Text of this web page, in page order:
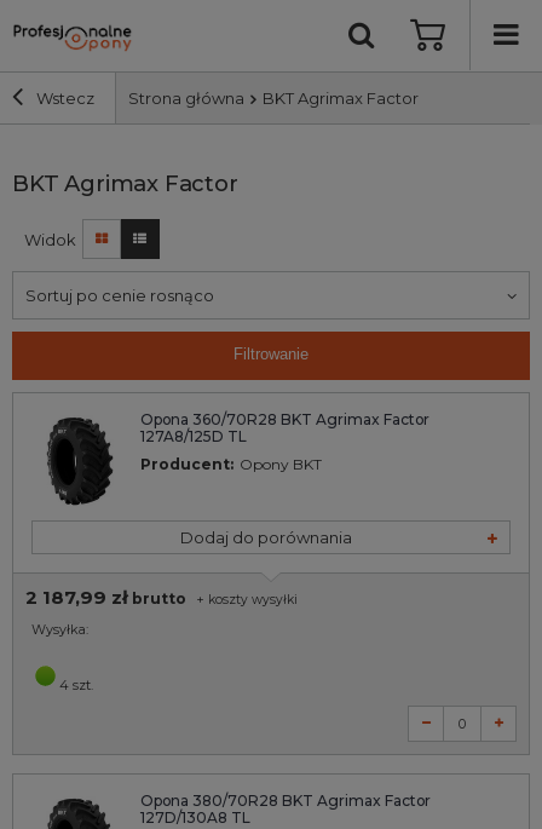
Wstecz Strona główna BKT Agrimax Factor
Szerokość i profil
Średnica
Producent
Nośność
BKT Agrimax Factor
Widok
Sortuj po cenie rosnąco
Filtrowanie
Opona 360/70R28 BKT Agrimax Factor
127A8/125D TL
Producent: Opony BKT
Dodaj do porównania
2 187,99 zł brutto + koszty wysyłki
Wysyłka:
4 szt.
Opona 380/70R28 BKT Agrimax Factor
127D/130A8 TL